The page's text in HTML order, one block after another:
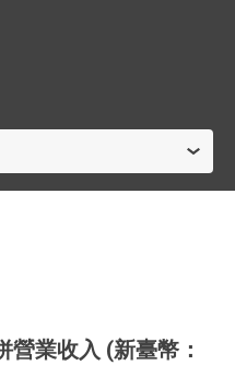
營業收入 (新臺幣：